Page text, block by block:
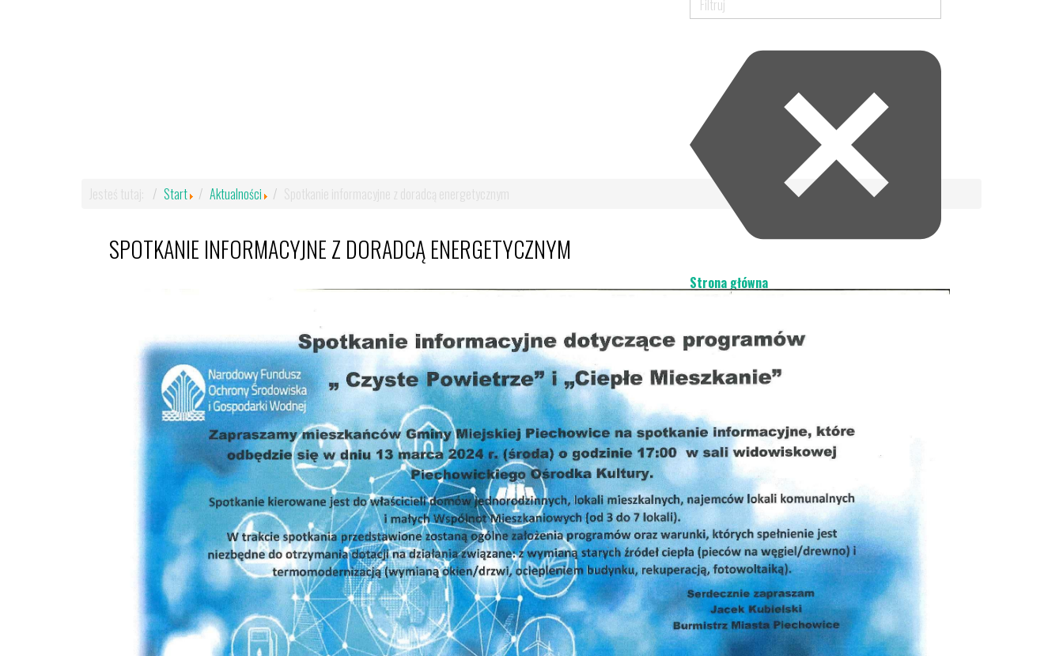
Strona główna
Aktualności
Dla Mieszkańca
Ochrona środowiska
Jesteś tutaj: Start Aktualności Spotkanie informacyjne z doradcą energetycznym
SPOTKANIE INFORMACYJNE Z DORADCĄ ENERGETYCZNYM